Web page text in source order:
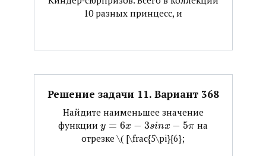
10 разных принцесс, и
Решение задачи 11. Вариант 368
Найдите наименьшее значение
функции ​ y = 6x − 3sinx − 5π ​ на
отрезке ​\( [\frac{5\pi}{6};